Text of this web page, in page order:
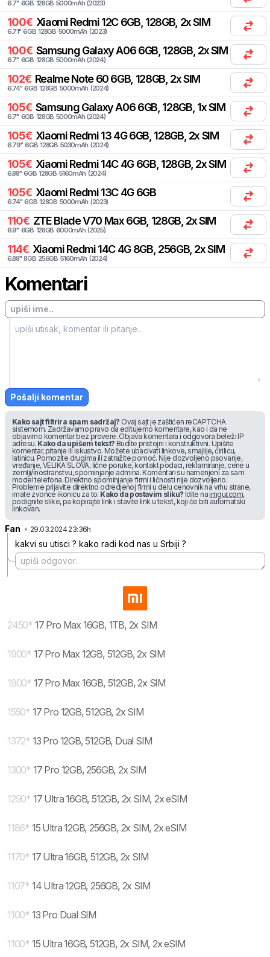
6.7" 6GB 128GB 5000mAh (2023)
100€ Xiaomi Redmi 12C 6GB, 128GB, 2x SIM
6.71" 6GB 128GB 5000mAh (2023)
100€ Samsung Galaxy A06 6GB, 128GB, 2x SIM
6.7" 6GB 128GB 5000mAh (2024)
102€ Realme Note 60 6GB, 128GB, 2x SIM
6.74" 6GB 128GB 5000mAh (2024)
105€ Samsung Galaxy A06 6GB, 128GB, 1x SIM
6.7" 6GB 128GB 5000mAh (2024)
105€ Xiaomi Redmi 13 4G 6GB, 128GB, 2x SIM
6.79" 6GB 128GB 5030mAh (2024)
105€ Xiaomi Redmi 14C 4G 6GB, 128GB, 2x SIM
6.88" 6GB 128GB 5160mAh (2024)
105€ Xiaomi Redmi 13C 4G 6GB
6.74" 6GB 128GB 5000mAh (2023)
110€ ZTE Blade V70 Max 6GB, 128GB, 2x SIM
6.9" 6GB 128GB 6000mAh (2025)
114€ Xiaomi Redmi 14C 4G 8GB, 256GB, 2x SIM
6.88" 8GB 256GB 5160mAh (2024)
Komentari
Pošalji komentar
Kako sajt filtrira spam sadržaj? Ovaj sajt je zaštićen reCAPTCHA
sistemom. Zadržavamo pravo da editujemo komentare, kao i da ne
objavimo komentar bez provere. Objava komentara i odgovora beleži IP
adresu. Kako da upišem tekst? Budite pristojni i konstruktivni. Upišite
komentar, pitanje ili iskustvo. Možete ubacivati linkove, smajlije, ćirilicu,
latinicu. Pomozite drugima ili zatražite pomoć. Nije dozvoljeno psovanje,
vređanje, VELIKA SLOVA, lične poruke, kontakt podaci, reklamiranje, cene u
zemlji/inostranstvu, spominjanje admina. Komentari su namenjeni za sam
model telefona. Direktno spominjanje firmi i ličnosti nije dozvoljeno.
Probleme prijavite direktno odredjenoj firmi u delu cenovnik na vrhu strane,
imate zvonce ikonicu za to. Kako da postavim sliku? Idite na imgur.com,
podignite slike, pa kopirajte link i stavite link u tekst, koji će biti automatski
linkovan.
Fan • 29.03.2024 23:36h
kakvi su utisci ? kako radi kod nas u Srbiji ?
2450* 17 Pro Max 16GB, 1TB, 2x SIM
1900* 17 Pro Max 12GB, 512GB, 2x SIM
1900* 17 Pro Max 16GB, 512GB, 2x SIM
1550* 17 Pro 12GB, 512GB, 2x SIM
1372* 13 Pro 12GB, 512GB, Dual SIM
1300* 17 Pro 12GB, 256GB, 2x SIM
1290* 17 Ultra 16GB, 512GB, 2x SIM, 2x eSIM
1186* 15 Ultra 12GB, 256GB, 2x SIM, 2x eSIM
1170* 17 Ultra 16GB, 512GB, 2x SIM
1107* 14 Ultra 12GB, 256GB, 2x SIM
1100* 13 Pro Dual SIM
1100* 15 Ultra 16GB, 512GB, 2x SIM, 2x eSIM